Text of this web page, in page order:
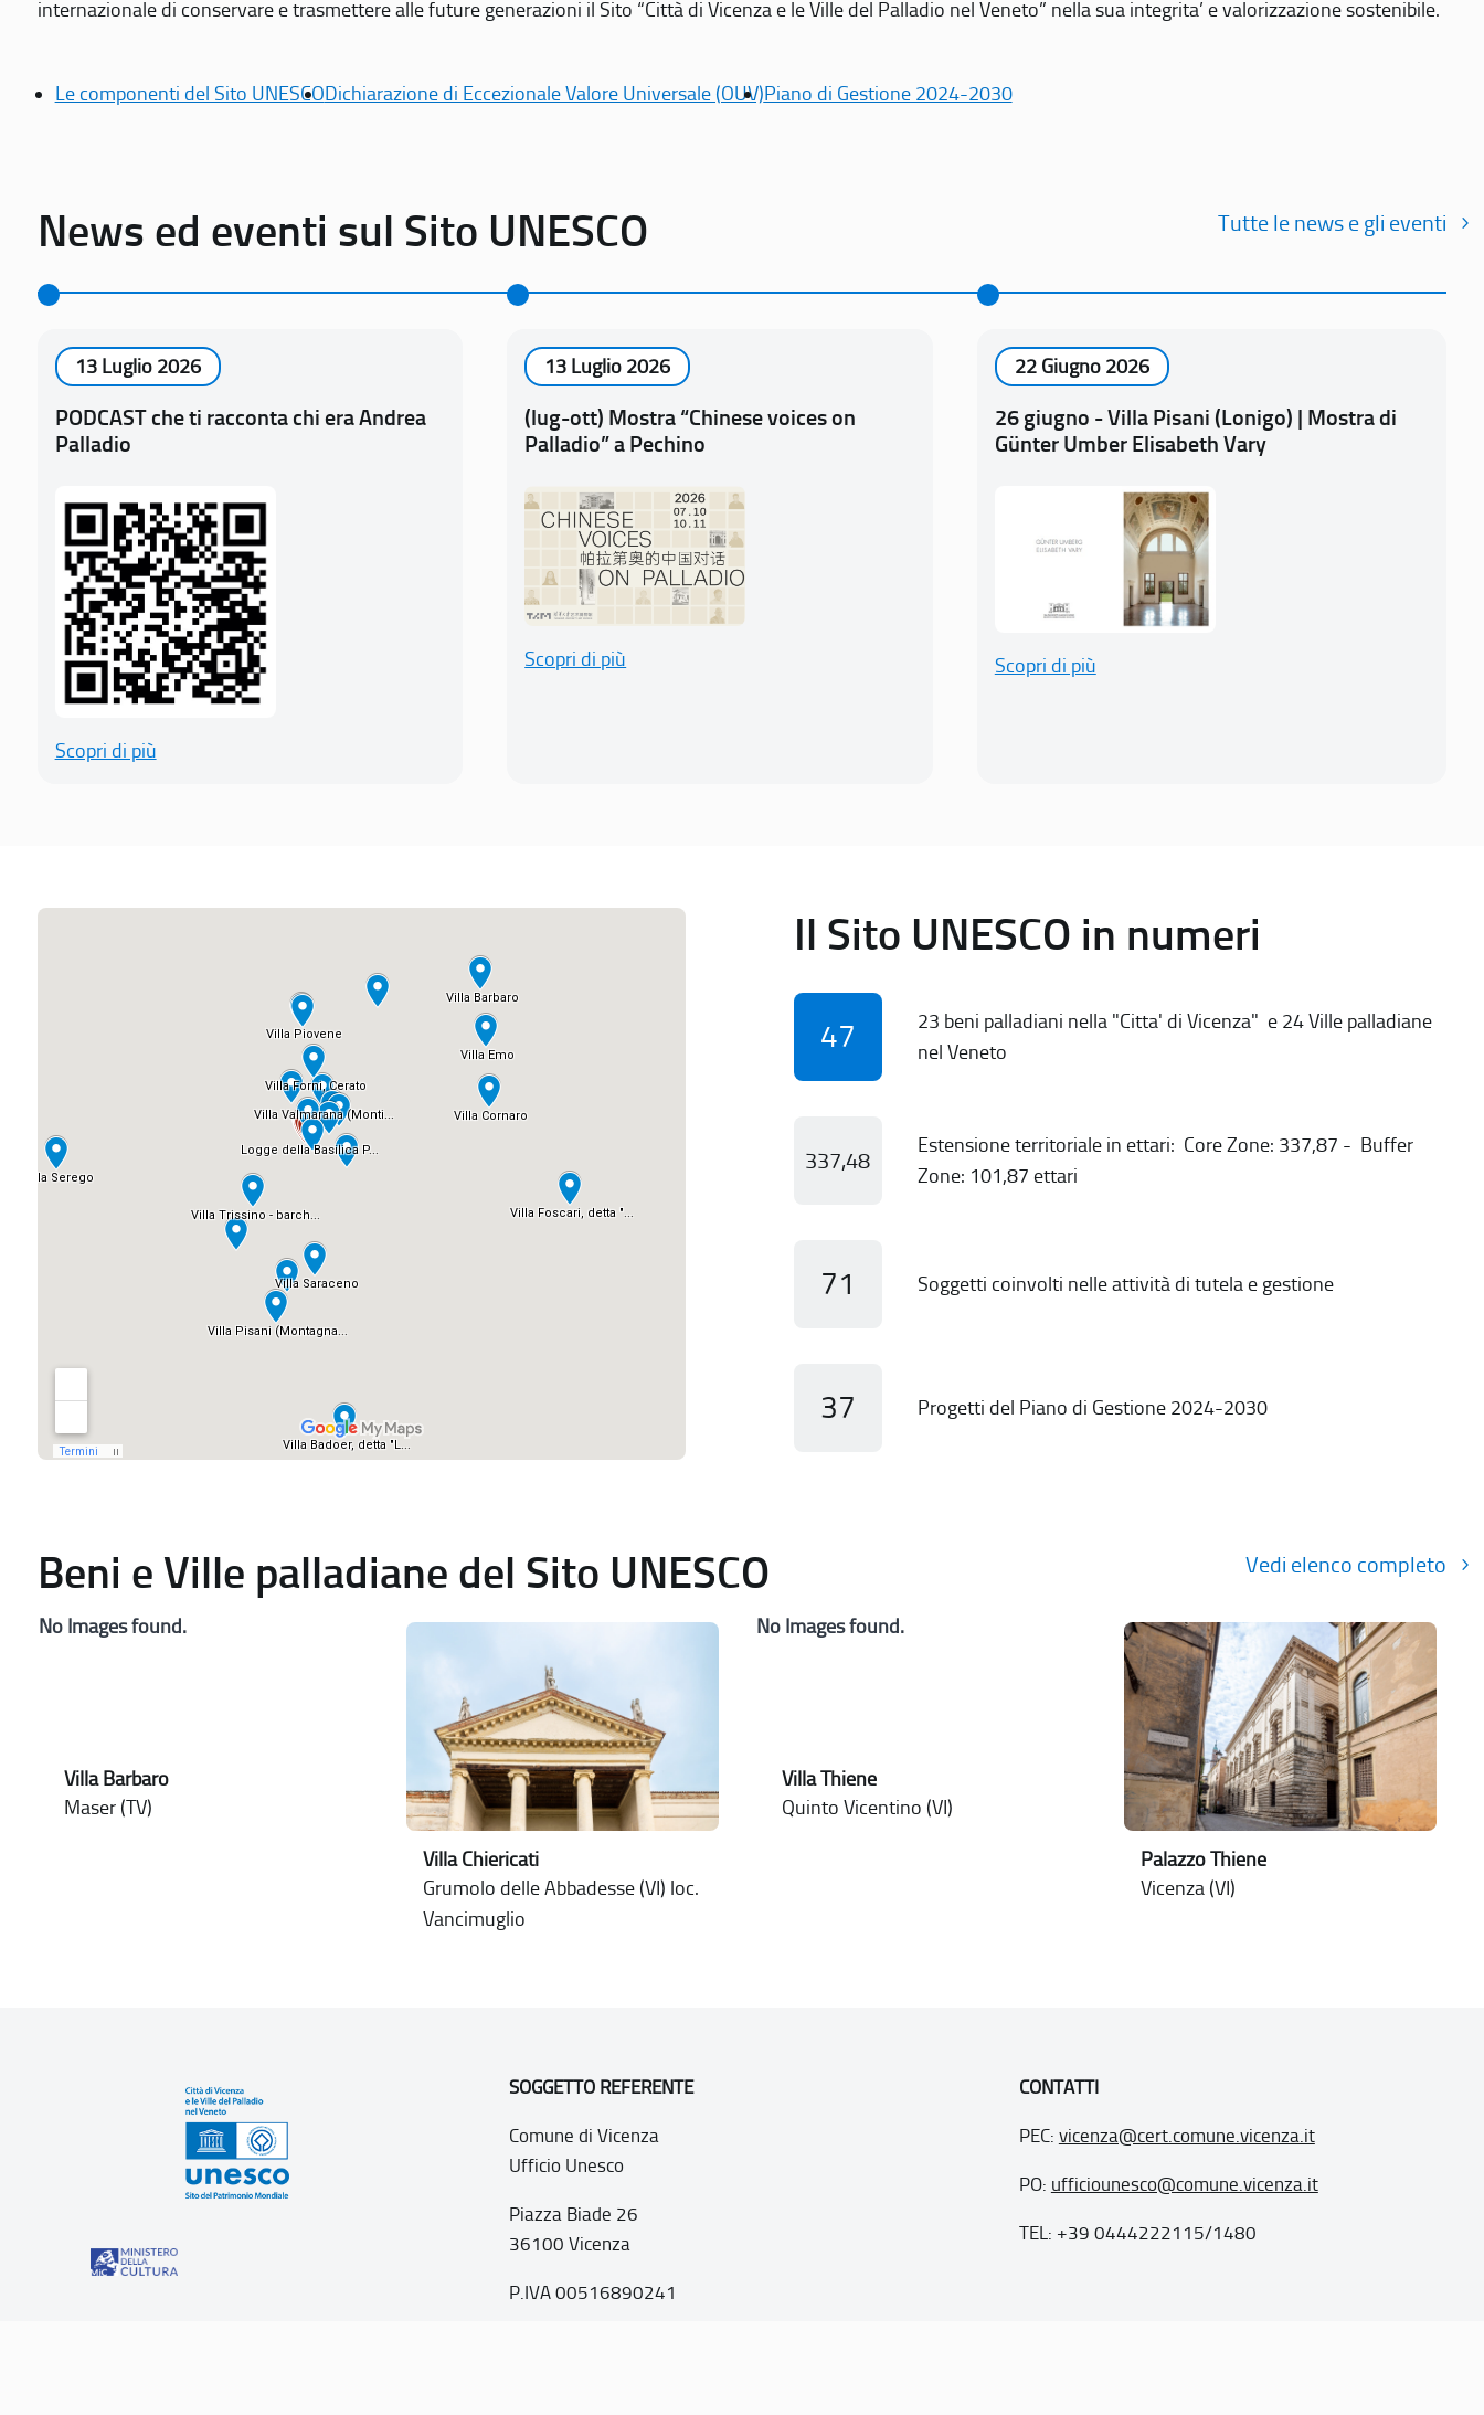
internazionale di conservare e trasmettere alle future generazioni il Sito “Città di Vicenza e le Ville del Palladio nel Veneto” nella sua integrita’ e valorizzazione sostenibile.
Le componenti del Sito UNESCODichiarazione di Eccezionale Valore Universale (OUV)Piano di Gestione 2024-2030
News ed eventi sul Sito UNESCO Tutte le news e gli eventi
13 Luglio 2026
PODCAST che ti racconta chi era Andrea
Palladio
Scopri di più
13 Luglio 2026
(lug-ott) Mostra “Chinese voices on
Palladio” a Pechino
Scopri di più
22 Giugno 2026
26 giugno - Villa Pisani (Lonigo) | Mostra di
Günter Umber Elisabeth Vary
Scopri di più
Il Sito UNESCO in numeri
47
23 beni palladiani nella "Citta' di Vicenza" e 24 Ville palladiane
nel Veneto
337,48
Estensione territoriale in ettari: Core Zone: 337,87 - Buffer
Zone: 101,87 ettari
71 Soggetti coinvolti nelle attività di tutela e gestione
37 Progetti del Piano di Gestione 2024-2030
Beni e Ville palladiane del Sito UNESCO Vedi elenco completo
No Images found.
Villa Barbaro
Maser (TV)
Villa Chiericati
Grumolo delle Abbadesse (VI) loc.
Vancimuglio
No Images found.
Villa Thiene
Quinto Vicentino (VI)
Palazzo Thiene
Vicenza (VI)
SOGGETTO REFERENTE
Comune di Vicenza
Ufficio Unesco
Piazza Biade 26
36100 Vicenza
P.IVA 00516890241
CONTATTI
PEC: vicenza@cert.comune.vicenza.it
PO: ufficiounesco@comune.vicenza.it
TEL: +39 0444222115/1480